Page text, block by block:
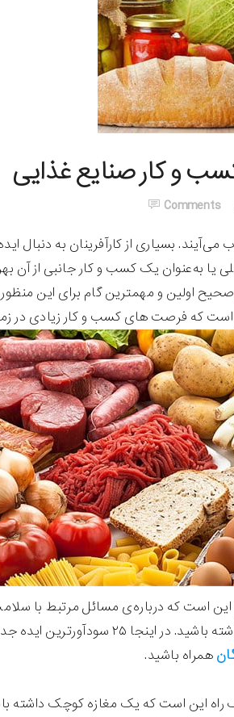
Comments
بسیاری از کارآفرینان به دنبال
به‌عنوان یک کسب و کار جانبی از آن
صحیح اولین و مهمترین گام برای این
است که فرصت های کسب و کار زیادی در
است که درباره‌ی مسائل مرتبط با
خوراکی‌های مرتبط با کسب و کارتان دانش
همراه باشید.
راه این است که یک مغازه کوچک داشته